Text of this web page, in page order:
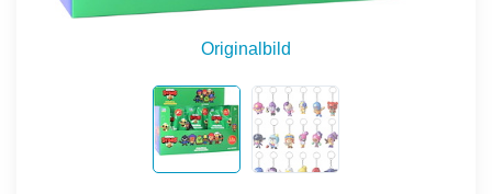
Originalbild